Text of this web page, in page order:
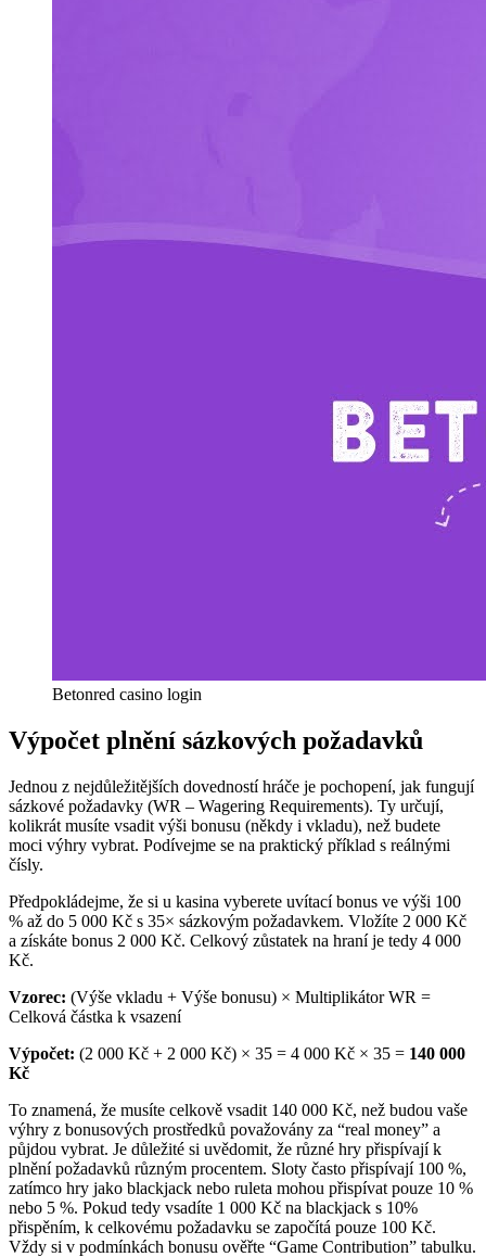
Betonred casino login
Výpočet plnění sázkových požadavků
Jednou z nejdůležitějších dovedností hráče je pochopení, jak fungují
sázkové požadavky (WR – Wagering Requirements). Ty určují,
kolikrát musíte vsadit výši bonusu (někdy i vkladu), než budete
moci výhry vybrat. Podívejme se na praktický příklad s reálnými
čísly.
Předpokládejme, že si u kasina vyberete uvítací bonus ve výši 100
% až do 5 000 Kč s 35× sázkovým požadavkem. Vložíte 2 000 Kč
a získáte bonus 2 000 Kč. Celkový zůstatek na hraní je tedy 4 000
Kč.
Vzorec: (Výše vkladu + Výše bonusu) × Multiplikátor WR =
Celková částka k vsazení
Výpočet: (2 000 Kč + 2 000 Kč) × 35 = 4 000 Kč × 35 = 140 000
Kč
To znamená, že musíte celkově vsadit 140 000 Kč, než budou vaše
výhry z bonusových prostředků považovány za “real money” a
půjdou vybrat. Je důležité si uvědomit, že různé hry přispívají k
plnění požadavků různým procentem. Sloty často přispívají 100 %,
zatímco hry jako blackjack nebo ruleta mohou přispívat pouze 10 %
nebo 5 %. Pokud tedy vsadíte 1 000 Kč na blackjack s 10%
přispěním, k celkovému požadavku se započítá pouze 100 Kč.
Vždy si v podmínkách bonusu ověřte “Game Contribution” tabulku.